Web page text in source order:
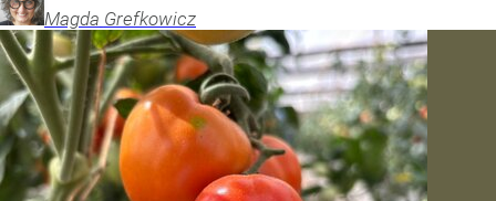
Magda Grefkowicz